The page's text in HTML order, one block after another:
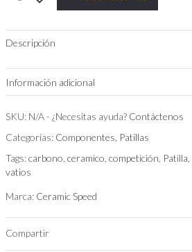
Ceramic
OSPW
RS
SRAM
Red/Force
AXS
Team
Descripción
Información adicional
Referencia
SKU: N/A-¿Necesitas ayuda? Contáctenos
Categorías: Componentes Patillas
Tags:carbono ,ceramico ,competición Patilla
vatios
Marca: Ceramic Speed
Compartir